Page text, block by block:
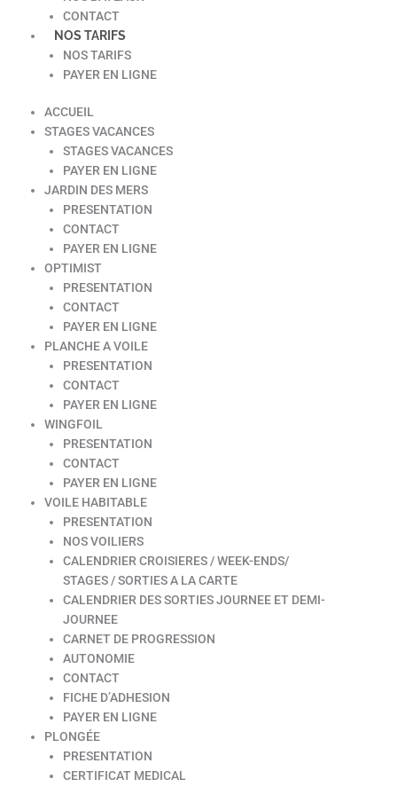
CONTACT
NOS TARIFS
NOS TARIFS
PAYER EN LIGNE
ACCUEIL
STAGES VACANCES
STAGES VACANCES
PAYER EN LIGNE
JARDIN DES MERS
PRESENTATION
CONTACT
PAYER EN LIGNE
OPTIMIST
PRESENTATION
CONTACT
PAYER EN LIGNE
PLANCHE A VOILE
PRESENTATION
CONTACT
PAYER EN LIGNE
WINGFOIL
PRESENTATION
CONTACT
PAYER EN LIGNE
VOILE HABITABLE
PRESENTATION
NOS VOILIERS
CALENDRIER CROISIERES / WEEK-ENDS/
STAGES / SORTIES A LA CARTE
CALENDRIER DES SORTIES JOURNEE ET DEMI-
JOURNEE
CARNET DE PROGRESSION
AUTONOMIE
CONTACT
FICHE D’ADHESION
PAYER EN LIGNE
PLONGÉE
PRESENTATION
CERTIFICAT MEDICAL